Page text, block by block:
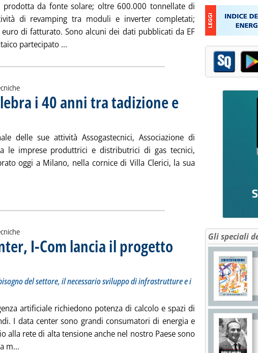
prodotta da fonte solare; oltre 600.000 tonnellate di
di revamping tra moduli e inverter completati;
di fatturato. Sono alcuni dei dati pubblicati da EF
partecipato ... Leggi tutta la notizia: 'EF Solare Italia presenta
i 40 anni tra tadizione e
delle sue attività Assogastecnici, Associazione di
le imprese produttrici e distributrici di gas tecnici,
oggi a Milano, nella cornice di Villa Clerici, la sua
tutta la notizia: 'Assogastecnici celebra i 40 anni tra tadizione e
I-Com lancia il progetto
l'evoluzione del fabbisogno del settore, il necessario sviluppo di infrastrutture e i possibili interventi
del settore, il necessario sviluppo di infrastrutture e i
artificiale richiedono potenza di calcolo e spazi di
I data center sono grandi consumatori di energia e
alla rete di alta tensione anche nel nostro Paese sono
m... Leggi tutta la notizia: 'Energia e data center, I-Com lancia il
Gli speciali